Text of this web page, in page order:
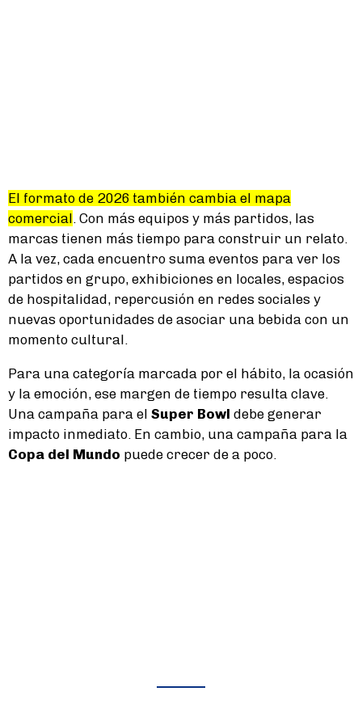
El formato de 2026 también cambia el mapa
comercial . Con más equipos y más partidos, las
marcas tienen más tiempo para construir un relato.
A la vez, cada encuentro suma eventos para ver los
partidos en grupo, exhibiciones en locales, espacios
de hospitalidad, repercusión en redes sociales y
nuevas oportunidades de asociar una bebida con un
momento cultural.
Para una categoría marcada por el hábito, la ocasión
y la emoción, ese margen de tiempo resulta clave.
Una campaña para el Super Bowl debe generar
impacto inmediato. En cambio, una campaña para la
Copa del Mundo puede crecer de a poco.